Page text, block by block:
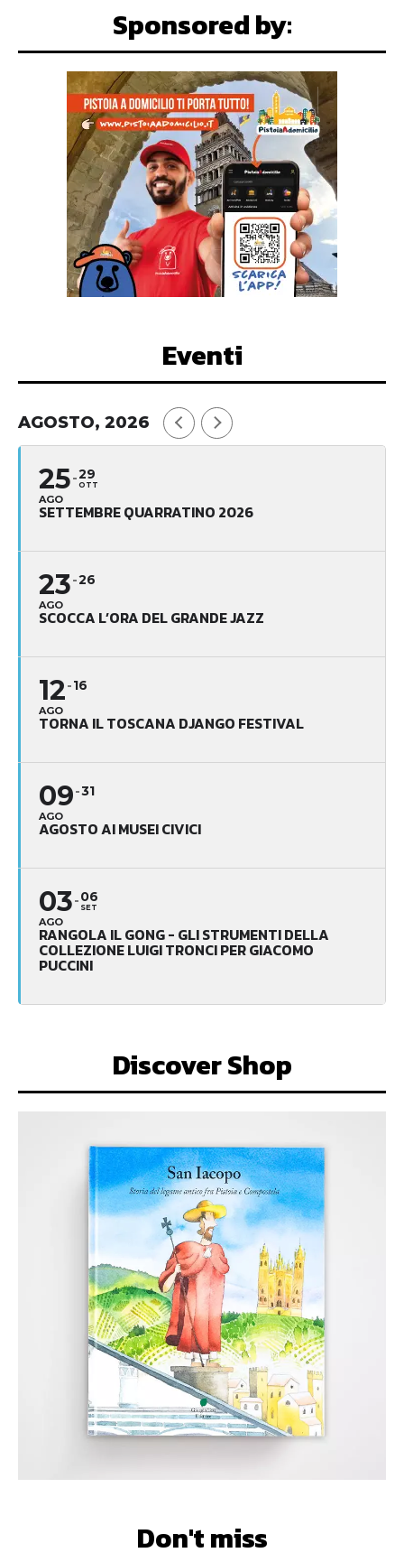
Sponsored by:
Eventi
AGOSTO, 2026
25
AGO
29
OTT
SETTEMBRE QUARRATINO 2026
23
AGO
26
SCOCCA L’ORA DEL GRANDE JAZZ
12
AGO
16
TORNA IL TOSCANA DJANGO FESTIVAL
09
AGO
31
AGOSTO AI MUSEI CIVICI
03
AGO
06
SET
RANGOLA IL GONG - GLI STRUMENTI DELLA
COLLEZIONE LUIGI TRONCI PER GIACOMO
PUCCINI
Discover Shop
Don't miss